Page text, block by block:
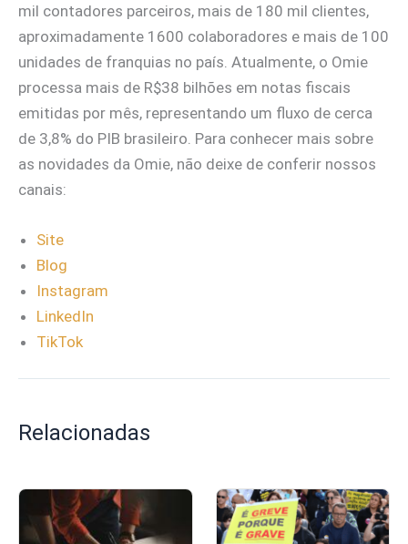
mil contadores parceiros, mais de 180 mil clientes,
aproximadamente 1600 colaboradores e mais de 100
unidades de franquias no país. Atualmente, o Omie
processa mais de R$38 bilhões em notas fiscais
emitidas por mês, representando um fluxo de cerca
de 3,8% do PIB brasileiro. Para conhecer mais sobre
as novidades da Omie, não deixe de conferir nossos
canais:
Site
Blog
Instagram
LinkedIn
TikTok
Relacionadas